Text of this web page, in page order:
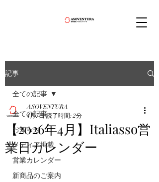
記事
全ての記事
お知らせ
メディア掲載
営業カレンダー
新商品のご案内
全ての記事
【2026年4月】Italiasso営
業日カレンダー
ASOVENTURA
4月7日 読了時間: 2分